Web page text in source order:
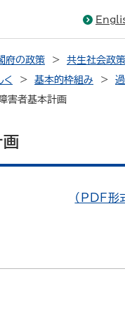
府の政策 共生社会政
く 基本的枠組み
障害者基本計画
（PDF形